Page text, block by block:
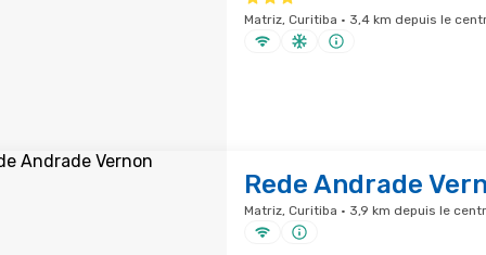
Matriz, Curitiba · 3,4 km depuis le
Rede Andrade
Matriz, Curitiba · 3,9 km depuis le